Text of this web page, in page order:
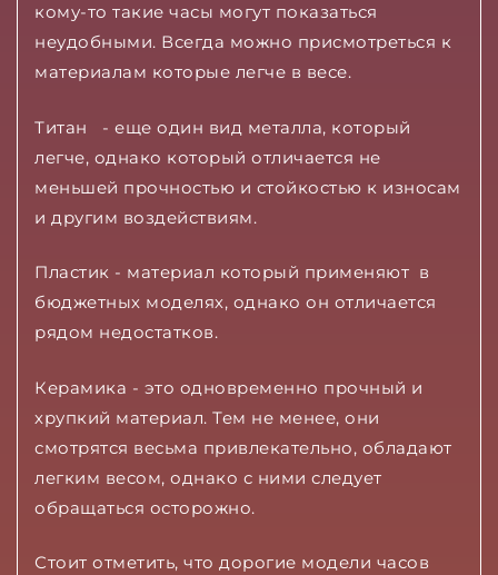
кому-то такие часы могут показаться
неудобными. Всегда можно присмотреться к
материалам которые легче в весе.
Титан - еще один вид металла, который
легче, однако который отличается не
меньшей прочностью и стойкостью к износам
и другим воздействиям.
Пластик - материал который применяют в
бюджетных моделях, однако он отличается
рядом недостатков.
Керамика - это одновременно прочный и
хрупкий материал. Тем не менее, они
смотрятся весьма привлекательно, обладают
легким весом, однако с ними следует
обращаться осторожно.
Стоит отметить, что дорогие модели часов